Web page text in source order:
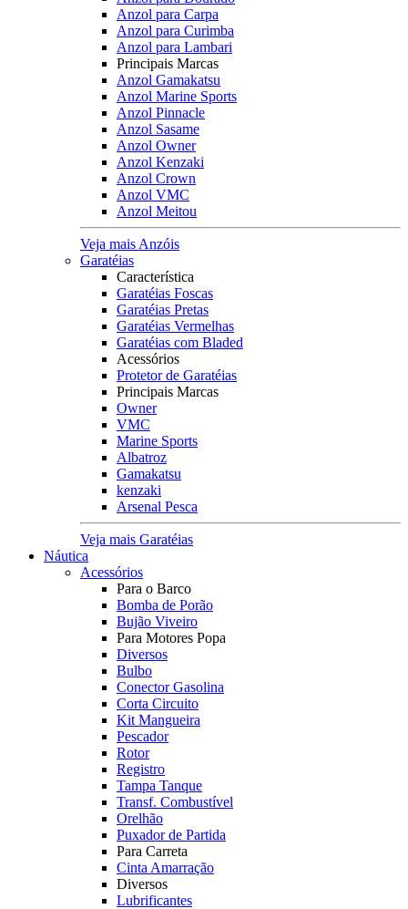
Anzol para Carpa
Anzol para Curimba
Anzol para Lambari
Principais Marcas
Anzol Gamakatsu
Anzol Marine Sports
Anzol Pinnacle
Anzol Sasame
Anzol Owner
Anzol Kenzaki
Anzol Crown
Anzol VMC
Anzol Meitou
Veja mais Anzóis
Garatéias
Característica
Garatéias Foscas
Garatéias Pretas
Garatéias Vermelhas
Garatéias com Bladed
Acessórios
Protetor de Garatéias
Principais Marcas
Owner
VMC
Marine Sports
Albatroz
Gamakatsu
kenzaki
Arsenal Pesca
Veja mais Garatéias
Náutica
Acessórios
Para o Barco
Bomba de Porão
Bujão Viveiro
Para Motores Popa
Diversos
Bulbo
Conector Gasolina
Corta Circuito
Kit Mangueira
Pescador
Rotor
Registro
Tampa Tanque
Transf. Combustível
Orelhão
Puxador de Partida
Para Carreta
Cinta Amarração
Diversos
Lubrificantes